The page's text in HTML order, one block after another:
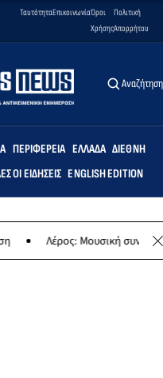
ΤαυτότηταΕπικοινωνίαΌροι
Χρήσης
Πολιτική
Απορρήτου
Αναζήτηση
ΠΕΡΙΦΈΡΕΙΑ ΕΛΛΆΔΑ ΔΙΕΘΝΉ
ΟΙ ΕΙΔΉΣΕΙΣ ENGLISH EDITION
Λέρος: Μουσική συναυλία